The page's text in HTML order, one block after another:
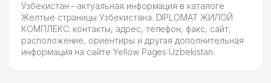
Узбекистан - актуальная информация в каталоге
Желтые страницы Узбекистана. DIPLOMAT ЖИЛОЙ
КОМПЛЕКС: контакты, адрес, телефон, факс, сайт,
расположение, ориентиры и другая дополнительная
информация на сайте Yellow Pages Uzbekistan.